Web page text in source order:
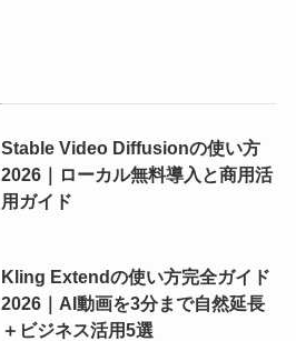
Stable Video Diffusionの使い方
2026｜ローカル無料導入と商用活
用ガイド
Kling Extendの使い方完全ガイド
2026｜AI動画を3分まで自然延長
＋ビジネス活用5選